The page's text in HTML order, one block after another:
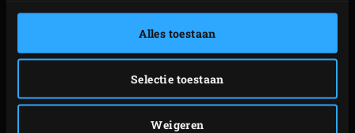
Alles toestaan
Selectie toestaan
Weigeren
Een heerlijk lentemenu met Noordzee sliptong,
gemarineerde saratoga-racks en appel-rabarber